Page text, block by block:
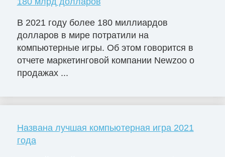
В 2021 году более 180 миллиардов
долларов в мире потратили на
компьютерные игры. Об этом говорится в
отчете маркетинговой компании Newzoo о
продажах ...
Названа лучшая компьютерная игра 2021
года